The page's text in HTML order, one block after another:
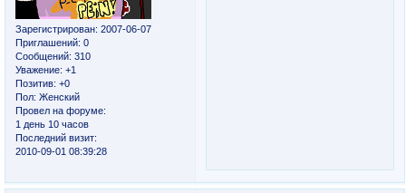
Зарегистрирован: 2007-06-07
Приглашений: 0
Сообщений: 310
Уважение: +1
Позитив: +0
Пол: Женский
Провел на форуме:
1 день 10 часов
Последний визит:
2010-09-01 08:39:28